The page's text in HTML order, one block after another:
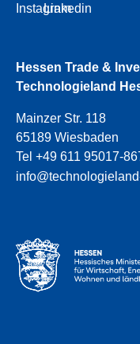
Instagram
Linkedin
Hessen Trade &
Technologieland
Mainzer Str. 118
65189 Wiesbaden
Tel +49 611 95017-